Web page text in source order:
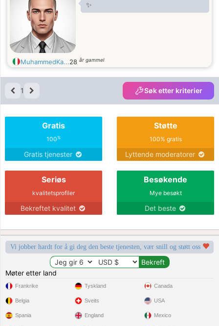
✨
MuhammedKa...28 år gammel
1 Søk etter kriterier
Gratis
100%
Gratis tjenester
Støtte
100% gratis
Lyttende moderatorer
Seriøs
kvalitetsprofiler
Bekreftet kvalitet
Besøkende
Mye besøkt
Det beste
Vi jobber hardt for å gi deg den beste tjenesten, vær snill og støtt oss
Møter etter land
Frankrike
Belgia
Spania
Tyskland
Sveits
England
Canada
USA
Mexico